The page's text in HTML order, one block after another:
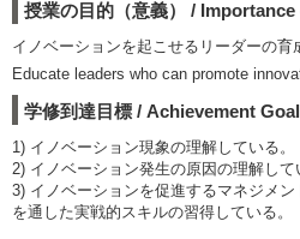
授業の目的（意義） /
イノベーションを起こせるリーダーの育
Educate leaders who can promote
学修到達目標 / Achievement Goal
1) イノベーション現象の理解している。
2) イノベーション発生の原因の理解して
3) イノベーションを促進するマネジメ
を通した実戦的スキルの習得している。